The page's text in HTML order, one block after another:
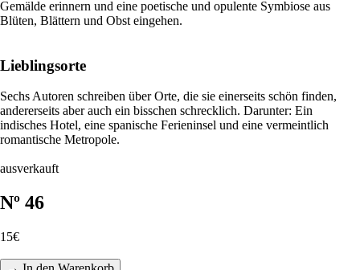
Gemälde erinnern und eine poetische und opulente Symbiose aus
Blüten, Blättern und Obst eingehen.
Lieblingsorte
Sechs Autoren schreiben über Orte, die sie einerseits schön finden,
andererseits aber auch ein bisschen schrecklich. Darunter: Ein
indisches Hotel, eine spanische Ferieninsel und eine vermeintlich
romantische Metropole.
ausverkauft
Nº 46
15€